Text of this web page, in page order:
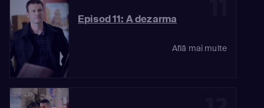
Episod 11: A dezarma
Află mai multe